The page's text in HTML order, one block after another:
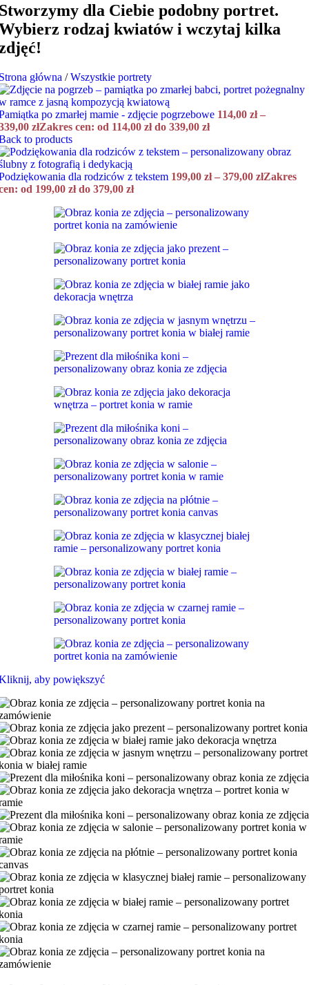
dla Ciebie podobny portret.
rodzaj kwiatów i wczytaj kilka
główna / Wszystkie portrety
po zmarłej mamie - zdjęcie pogrzebowe 114,00 zł –
złZakres cen: od 114,00 zł do 339,00 zł
to products
dla rodziców z tekstem 199,00 zł – 379,00 złZakres
od 199,00 zł do 379,00 zł
aby powiększyć